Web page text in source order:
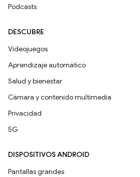
Podcasts
DESCUBRE
Videojuegos
Aprendizaje automático
Salud y bienestar
Cámara y contenido multimedia
Privacidad
5G
DISPOSITIVOS ANDROID
Pantallas grandes